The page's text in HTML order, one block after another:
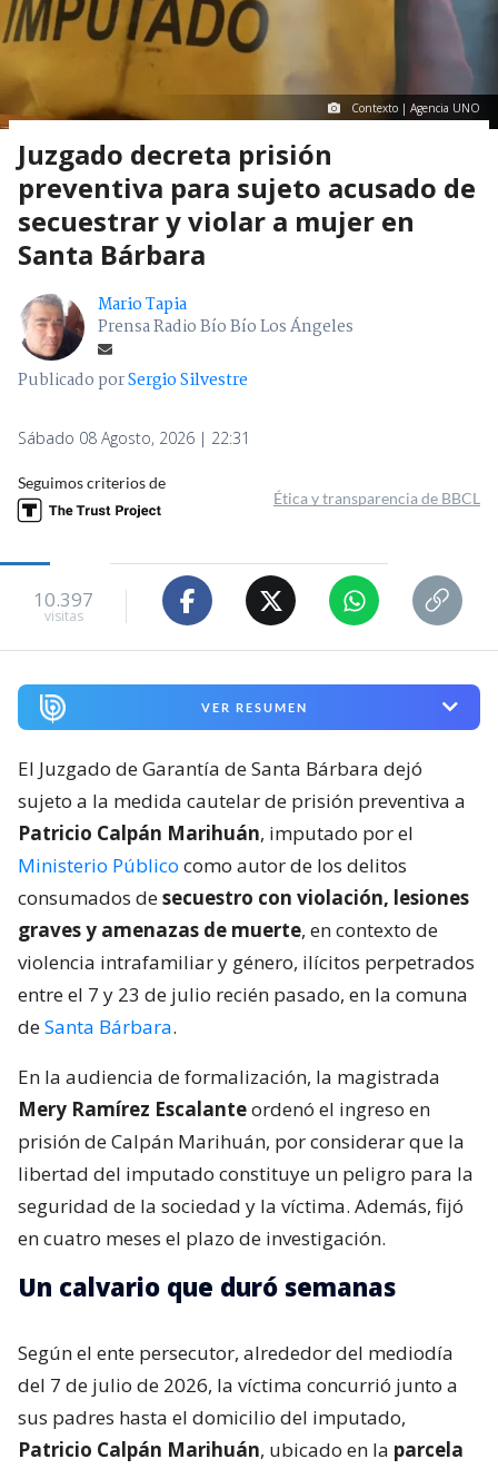
Contexto | Agencia UNO
Juzgado decreta prisión
preventiva para sujeto acusado de
secuestrar y violar a mujer en
Santa Bárbara
Mario Tapia
Prensa Radio Bío Bío Los Ángeles
Publicado porSergio Silvestre
Sábado 08 Agosto, 2026 | 22:31
Seguimos criterios de
Ética y transparencia de BBCL
10.397
visitas
VER RESUMEN
El Juzgado de Garantía de Santa Bárbara dejó
sujeto a la medida cautelar de prisión preventiva a
Patricio Calpán Marihuán, imputado por el
Ministerio Público como autor de los delitos
consumados desecuestro con violación, lesiones
graves y amenazas de muerte, en contexto de
violencia intrafamiliar y género, ilícitos perpetrados
entre el 7 y 23 de julio recién pasado, en la comuna
deSanta Bárbara.
En la audiencia de formalización, la magistrada
Mery Ramírez Escalanteordenó el ingreso en
prisión de Calpán Marihuán, por considerar que la
libertad del imputado constituye un peligro para la
seguridad de la sociedad y la víctima. Además, fijó
en cuatro meses el plazo de investigación.
Un calvario que duró semanas
Según el ente persecutor, alrededor del mediodía
del 7 de julio de 2026, la víctima concurrió junto a
sus padres hasta el domicilio del imputado,
Patricio Calpán Marihuán, ubicado en la parcela